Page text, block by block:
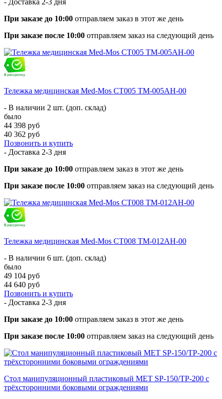
При заказе до 10:00 отправляем заказ в этот же день
При заказе после 10:00 отправляем заказ на следующий день
Тележка медицинская Med-Mos СТ005 ТМ-005АН-00
- В наличии 2 шт. (доп. склад)
было
44 398 руб
40 362 руб
Позвонить и купить
- Доставка 2-3 дня
При заказе до 10:00 отправляем заказ в этот же день
При заказе после 10:00 отправляем заказ на следующий день
Тележка медицинская Med-Mos СТ008 ТМ-012АН-00
- В наличии 6 шт. (доп. склад)
было
49 104 руб
44 640 руб
Позвонить и купить
- Доставка 2-3 дня
При заказе до 10:00 отправляем заказ в этот же день
При заказе после 10:00 отправляем заказ на следующий день
Стол манипуляционный пластиковый МЕТ SP-150/ТP-200 с
трёхсторонними боковыми ограждениями